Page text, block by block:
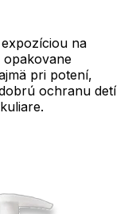
na
pri potení,
ochranu detí